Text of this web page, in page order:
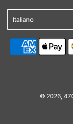
Italiano
© 2026,